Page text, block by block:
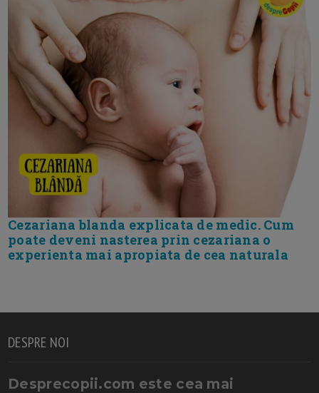
Cezariana blanda explicata de medic. Cum
poate deveni nasterea prin cezariana o
experienta mai apropiata de cea naturala
DESPRE NOI
Desprecopii.com este cea mai